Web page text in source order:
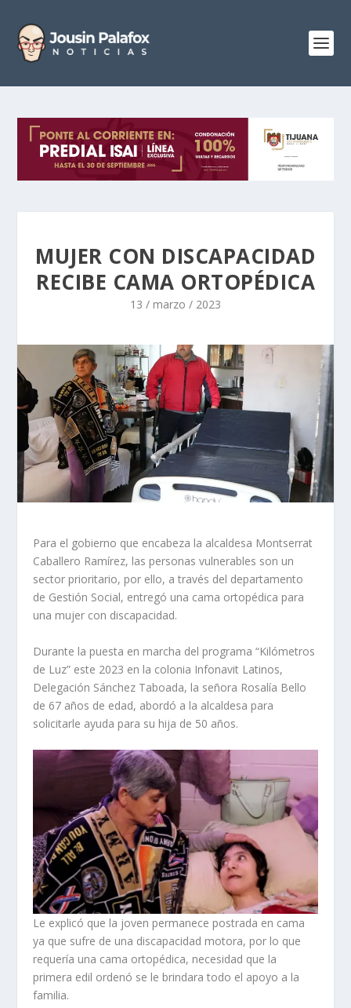
MUJER CON DISCAPACIDAD
RECIBE CAMA ORTOPÉDICA
13 / marzo / 2023
Para el gobierno que encabeza la alcaldesa Montserrat
Caballero Ramírez, las personas vulnerables son un
sector prioritario, por ello, a través del departamento
de Gestión Social, entregó una cama ortopédica para
una mujer con discapacidad.
Durante la puesta en marcha del programa “Kilómetros
de Luz” este 2023 en la colonia Infonavit Latinos,
Delegación Sánchez Taboada, la señora Rosalía Bello
de 67 años de edad, abordó a la alcaldesa para
solicitarle ayuda para su hija de 50 años.
Le explicó que la joven permanece postrada en cama
ya que sufre de una discapacidad motora, por lo que
requería una cama ortopédica, necesidad que la
primera edil ordenó se le brindara todo el apoyo a la
familia.